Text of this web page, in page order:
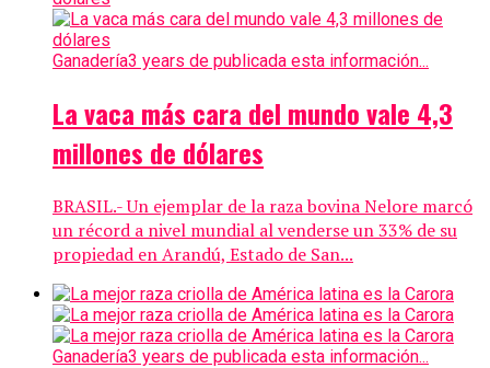
Ganadería3 years de publicada esta información...
La vaca más cara del mundo vale 4,3
millones de dólares
BRASIL.- Un ejemplar de la raza bovina Nelore marcó
un récord a nivel mundial al venderse un 33% de su
propiedad en Arandú, Estado de San...
Ganadería3 years de publicada esta información...